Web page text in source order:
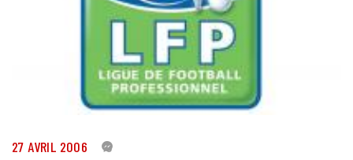
27 AVRIL 2006 0